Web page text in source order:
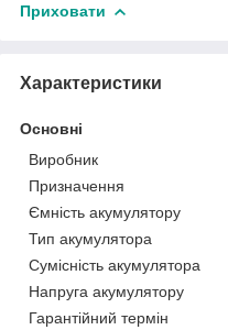
Приховати
Характеристики
Основні
Виробник
Призначення
Ємність акумулятору
Тип акумулятора
Сумісність акумулятора
Напруга акумулятору
Гарантійний термін